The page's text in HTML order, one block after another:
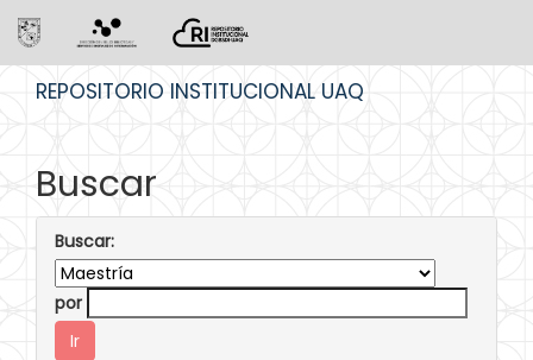
REPOSITORIO INSTITUCIONAL UAQ
Buscar
Buscar:
por